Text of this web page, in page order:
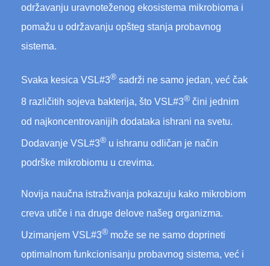
održavanju uravnoteženog ekosistema mikrobioma i
pomažu u održavanju opšteg stanja probavnog
sistema.
Svaka kesica VSL#3® sadrži ne samo jedan, već čak
8 različitih sojeva bakterija, što VSL#3® čini jednim
od najkoncentrovanijih dodataka ishrani na svetu.
Dodavanje VSL#3® u ishranu odličan je način
podrške mikrobiomu u crevima.
Novija naučna istraživanja pokazuju kako mikrobiom
creva utiče i na druge delove našeg organizma.
Uzimanjem VSL#3® može se ne samo doprineti
optimalnom funkcionisanju probavnog sistema, već i